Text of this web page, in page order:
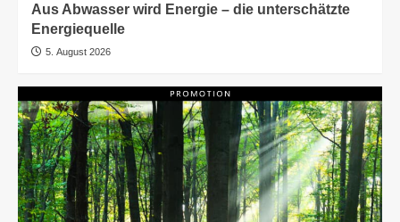
Aus Abwasser wird Energie – die unterschätzte
Energiequelle
5. August 2026